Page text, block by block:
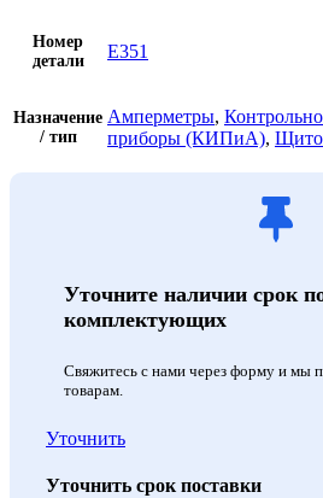
Номер
детали
Е351
Назначение
/ тип
Амперметры,
приборы (КИПиА),
Уточните наличии срок
комплектующих
Свяжитесь с нами через форму и мы
товарам.
Уточнить
Уточнить срок поставки